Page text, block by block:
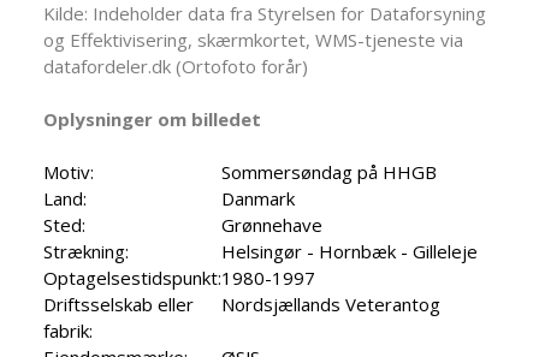
Kilde: Indeholder data fra Styrelsen for Dataforsyning
og Effektivisering, skærmkortet, WMS-tjeneste via
datafordeler.dk (Ortofoto forår)
Oplysninger om billedet
Motiv:
Sommersøndag på HHGB
Land:
Danmark
Sted:
Grønnehave
Strækning:
Helsingør - Hornbæk - Gilleleje
Optagelsestidspunkt:1980-1997
Driftsselskab eller
fabrik:
Nordsjællands Veterantog